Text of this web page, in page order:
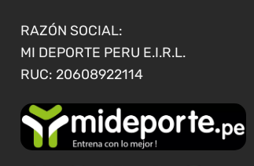
RAZÓN SOCIAL:
MI DEPORTE PERU E.I.R.L.
RUC: 20608922114